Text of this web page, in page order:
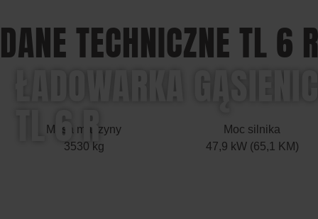
ŁADOWARKA
TL 6 R
DANE TECHNICZNE TL 6 R
Masa maszyny
3530 kg
Moc silnika
47,9 kW (65,1 KM)